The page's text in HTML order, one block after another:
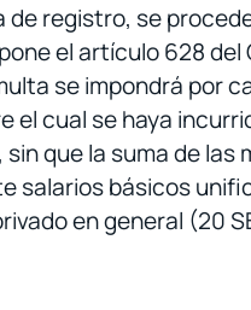
de registro, se
el artículo 628 del
se impondrá por
el cual se haya
que la suma de las
salarios básicos
en general (20